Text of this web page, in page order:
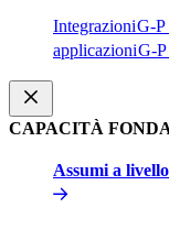
Integrazioni​​G-P
applicazioni​​G-
CAPACITÀ
Assumi a